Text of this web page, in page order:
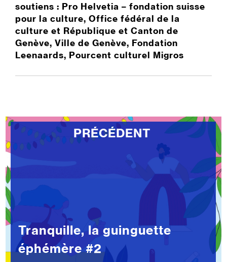
soutiens : Pro Helvetia – fondation suisse
pour la culture, Office fédéral de la
culture et République et Canton de
Genève, Ville de Genève, Fondation
Leenaards, Pourcent culturel Migros
PRÉCÉDENT
Tranquille, la guinguette
éphémère #2